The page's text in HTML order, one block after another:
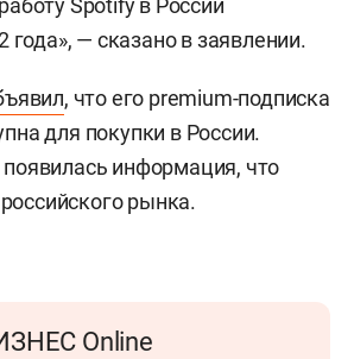
Spotify в России
года», — сказано в заявлении.
, что его premium-подписка
для покупки в России.
информация, что
рынка.
Online